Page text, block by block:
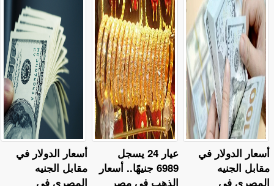
أسعار الدولار في
مقابل الجنيه
المصري في
عيار 24 يسجل
6989 جنيهًا.. أسعار
الذهب في مصر
أسعار الدولار في
مقابل الجنيه
المصري في